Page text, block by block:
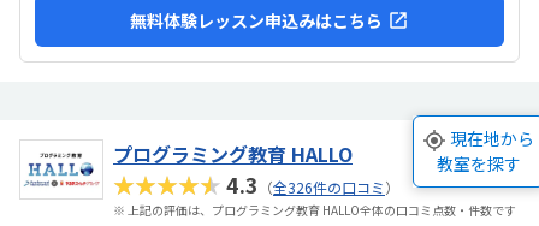
無料体験レッスン申込みはこちら
プログラミング教育 HALLO
★★★★★4.3 （全326件の口コミ）
※ 上記の評価は、プログラミング教育 HALLO全体の口コミ点数・件数です
現在地から
教室を探す